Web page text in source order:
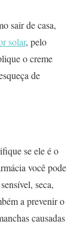
sair de casa,
solar, pelo
o creme
de
se ele é o
você pode
seca,
a prevenir o
causadas